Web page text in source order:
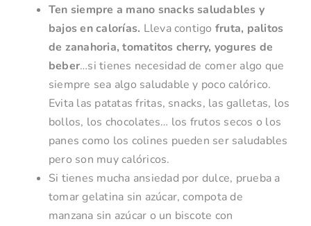
Ten siempre a mano snacks saludables y
bajos en calorías. Lleva contigo fruta, palitos
de zanahoria, tomatitos cherry, yogures de
beber…si tienes necesidad de comer algo que
siempre sea algo saludable y poco calórico.
Evita las patatas fritas, snacks, las galletas, los
bollos, los chocolates… los frutos secos o los
panes como los colines pueden ser saludables
pero son muy calóricos.
Si tienes mucha ansiedad por dulce, prueba a
tomar gelatina sin azúcar, compota de
manzana sin azúcar o un biscote con